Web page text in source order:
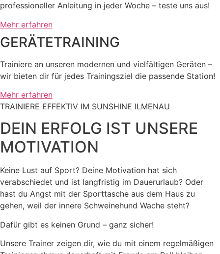
professioneller Anleitung in jeder Woche – teste uns aus!
Mehr erfahren
GERÄTETRAINING
Trainiere an unseren modernen und vielfältigen Geräten –
wir bieten dir für jedes Trainingsziel die passende Station!
Mehr erfahren
TRAINIERE EFFEKTIV IM SUNSHINE ILMENAU
DEIN ERFOLG IST UNSERE
MOTIVATION
Keine Lust auf Sport? Deine Motivation hat sich
verabschiedet und ist langfristig im Dauerurlaub? Oder
hast du Angst mit der Sporttasche aus dem Haus zu
gehen, weil der innere Schweinehund Wache steht?
Dafür gibt es keinen Grund – ganz sicher!
Unsere Trainer zeigen dir, wie du mit einem regelmäßigen